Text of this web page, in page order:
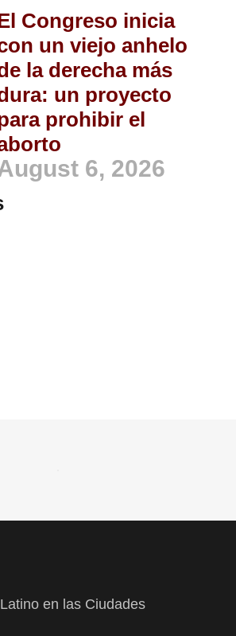
Congreso inicia
un viejo anhelo
la derecha más
un proyecto
prohibir el
6, 2026
en las Ciudades